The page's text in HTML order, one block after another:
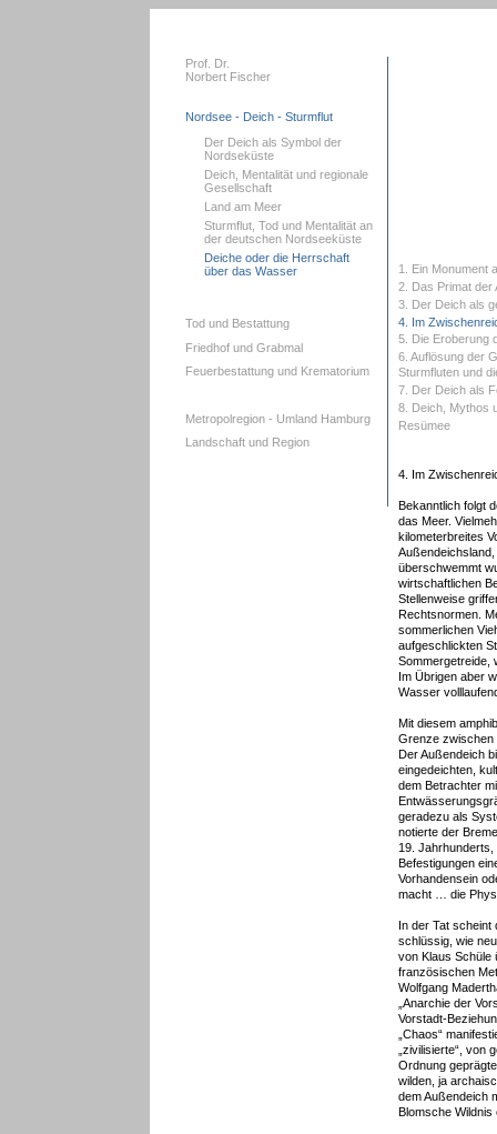
Prof. Dr.
Norbert Fischer
Tod und Bestattung
Friedhof und Grabmal
Feuerbestattung und Krematorium
Nordsee - Deich - Sturmflut
Metropolregion - Umland Hamburg
Landschaft und Region
Der Deich als Symbol der
Nordseküste
Deich, Mentalität und regionale
Gesellschaft
Land am Meer
Sturmflut, Tod und Mentalität an
der deutschen Nordseeküste
Deiche oder die Herrschaft
über das Wasser
1. Ein Monument
2. Das Primat der
3. Der Deich als
4. Im
5. Die Eroberung
6. Auflösung der
Sturmfluten und
7. Der Deich als
8. Deich, Mythos
Resümee
4. Im
Bekanntlich folgt
das Meer.
kilometerbreites
überschwemmt
wirtschaftlichen
Stellenweise
Rechtsnormen.
sommerlichen
aufgeschlickten
Sommergetreide,
Im Übrigen aber
Wasser
Mit diesem
Grenze zwischen
Der Außendeich
eingedeichten,
dem Betrachter
geradezu als
notierte der
19. Jahrhunderts,
Befestigungen
Vorhandensein
macht … die
In der Tat scheint
schlüssig, wie
von Klaus Schüle
französischen
Wolfgang
„Anarchie der
Vorstadt-
„Chaos“
„zivilisierte“, von
Ordnung
wilden, ja
dem Außendeich
Blomsche